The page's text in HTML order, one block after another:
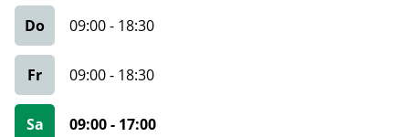
Do 09:00- 18:30
Fr 09:00- 18:30
Sa 09:00- 17:00